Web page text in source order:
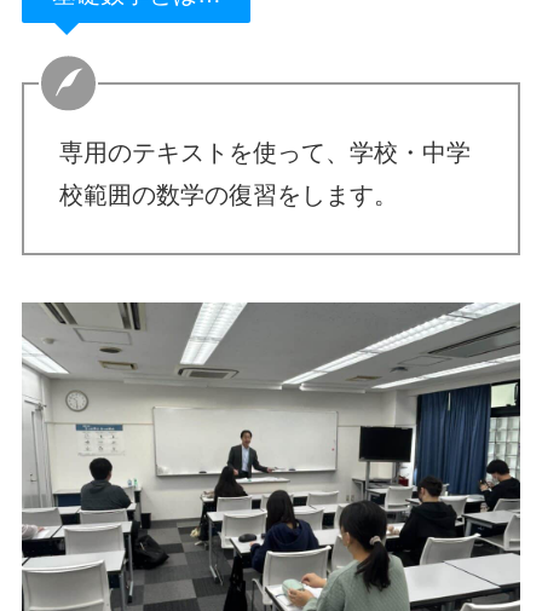
専用のテキストを使って、学校・中学
校範囲の数学の復習をします。